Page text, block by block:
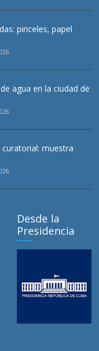
pinceles, papel
agua en la ciudad de
muestra
Desde la
Presidencia